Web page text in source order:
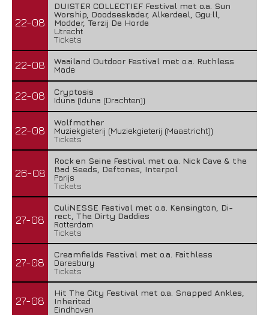
22-08
DUISTER COLLECTIEF Festival met o.a. Sun
Worship, Doodseskader, Alkerdeel, Ggu:ll,
Modder, Terzij De Horde
Utrecht
Tickets
22-08
Waailand Outdoor Festival met o.a. Ruthless
Made
22-08
Cryptosis
Iduna (Iduna (Drachten))
22-08
Wolfmother
Muziekgieterij (Muziekgieterij (Maastricht))
Tickets
26-08
Rock en Seine Festival met o.a. Nick Cave & the
Bad Seeds, Deftones, Interpol
Parijs
Tickets
27-08
CuliNESSE Festival met o.a. Kensington, Di-
rect, The Dirty Daddies
Rotterdam
Tickets
27-08
Creamfields Festival met o.a. Faithless
Daresbury
Tickets
27-08
Hit The City Festival met o.a. Snapped Ankles,
Inherited
Eindhoven